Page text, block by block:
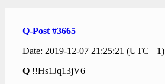
Q-Post #3665
Date: 2019-12-07 21:25:21 (UTC +1)
Q !!Hs1Jq13jV6